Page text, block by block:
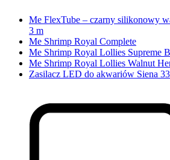
Me FlexTube – czarny silikonowy
3 m
Me Shrimp Royal Complete
Me Shrimp Royal Lollies Supreme
Me Shrimp Royal Lollies Walnut
Zasilacz LED do akwariów Siena